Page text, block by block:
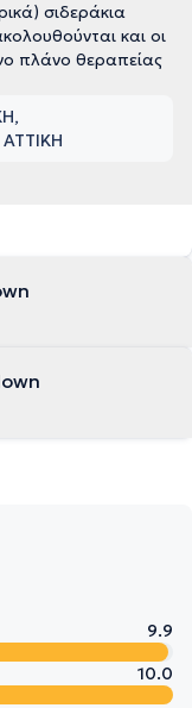
σιδεράκια
και οι
πλάνο θεραπείας
9.9
10.0